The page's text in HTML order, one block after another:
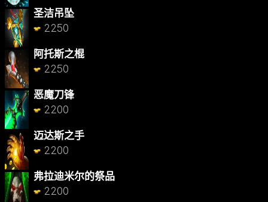
圣洁吊坠
2250
阿托斯之棍
2250
恶魔刀锋
2200
迈达斯之手
2200
弗拉迪米尔的祭品
2200